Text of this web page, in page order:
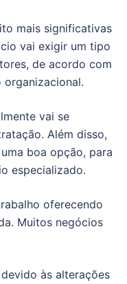
mais significativas
vai exigir um tipo
de acordo com
organizacional.
vai se
Além disso,
boa opção, para
especializado.
oferecendo
Muitos negócios
às alterações